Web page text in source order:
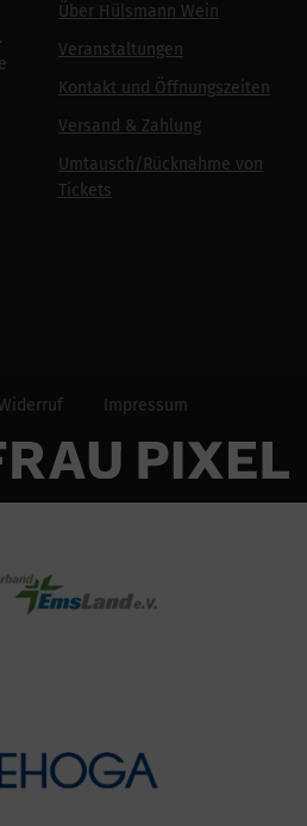
Über Hülsmann Wein
Veranstaltungen
Kontakt und Öffnungszeiten
Versand & Zahlung
Umtausch/Rücknahme von
Tickets
Widerruf
Impressum